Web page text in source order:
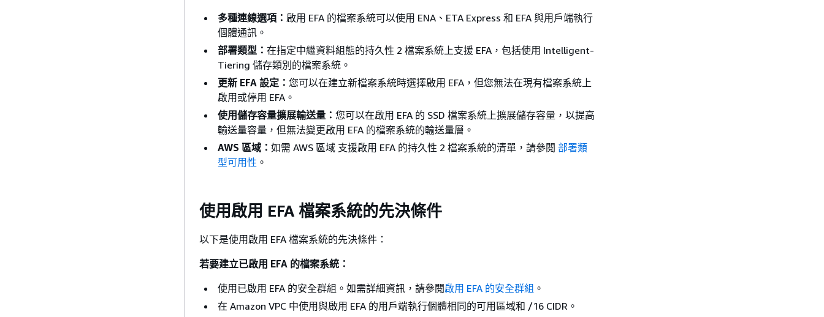
多種連線選項： 啟用 EFA 的檔案系統可以使用 ENA、ETA Express 和 EFA 與用戶端執行
個體通訊。
部署類型： 在指定中繼資料組態的持久性 2 檔案系統上支援 EFA，包括使用 Intelligent-
Tiering 儲存類別的檔案系統。
更新 EFA 設定： 您可以在建立新檔案系統時選擇啟用 EFA，但您無法在現有檔案系統上
啟用或停用 EFA。
使用儲存容量擴展輸送量： 您可以在啟用 EFA 的 SSD 檔案系統上擴展儲存容量，以提高
輸送量容量，但無法變更啟用 EFA 的檔案系統的輸送量層。
AWS 區域： 如需 AWS 區域 支援啟用 EFA 的持久性 2 檔案系統的清單，請參閱 部署類
型可用性 。
使用啟用 EFA 檔案系統的先決條件
以下是使用啟用 EFA 檔案系統的先決條件：
若要建立已啟用 EFA 的檔案系統：
使用已啟用 EFA 的安全群組。如需詳細資訊，請參閱啟用 EFA 的安全群組 。
在 Amazon VPC 中使用與啟用 EFA 的用戶端執行個體相同的可用區域和 /16 CIDR。